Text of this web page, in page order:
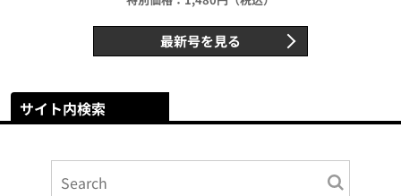
最新号を見る
サイト内検索